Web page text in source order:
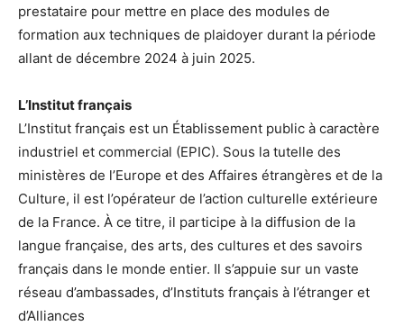
prestataire pour mettre en place des modules de
formation aux techniques de plaidoyer durant la période
allant de décembre 2024 à juin 2025.
L’Institut français
L’Institut français est un Établissement public à caractère
industriel et commercial (EPIC). Sous la tutelle des
ministères de l’Europe et des Affaires étrangères et de la
Culture, il est l’opérateur de l’action culturelle extérieure
de la France. À ce titre, il participe à la diffusion de la
langue française, des arts, des cultures et des savoirs
français dans le monde entier. Il s’appuie sur un vaste
réseau d’ambassades, d’Instituts français à l’étranger et
d’Alliances